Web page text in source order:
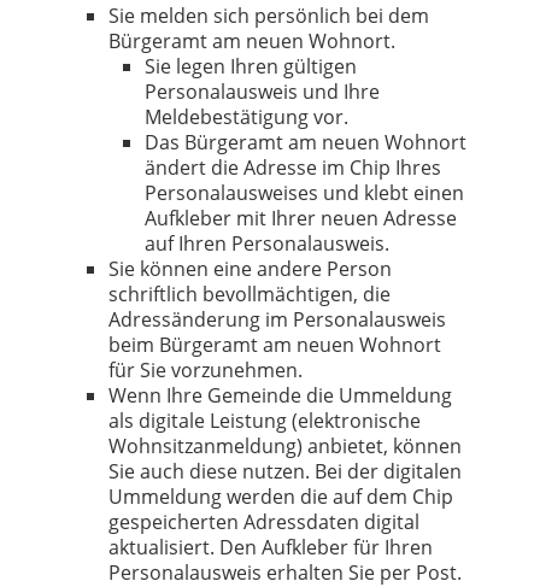
Sie melden sich persönlich bei dem
Bürgeramt am neuen Wohnort.
Sie legen Ihren gültigen
Personalausweis und Ihre
Meldebestätigung vor.
Das Bürgeramt am neuen Wohnort
ändert die Adresse im Chip Ihres
Personalausweises und klebt einen
Aufkleber mit Ihrer neuen Adresse
auf Ihren Personalausweis.
Sie können eine andere Person
schriftlich bevollmächtigen, die
Adressänderung im Personalausweis
beim Bürgeramt am neuen Wohnort
für Sie vorzunehmen.
Wenn Ihre Gemeinde die Ummeldung
als digitale Leistung (elektronische
Wohnsitzanmeldung) anbietet, können
Sie auch diese nutzen. Bei der digitalen
Ummeldung werden die auf dem Chip
gespeicherten Adressdaten digital
aktualisiert. Den Aufkleber für Ihren
Personalausweis erhalten Sie per Post.